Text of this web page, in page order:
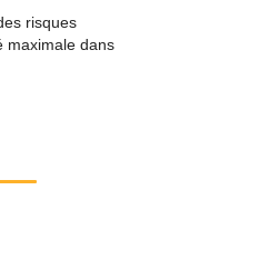
risques
maximale dans